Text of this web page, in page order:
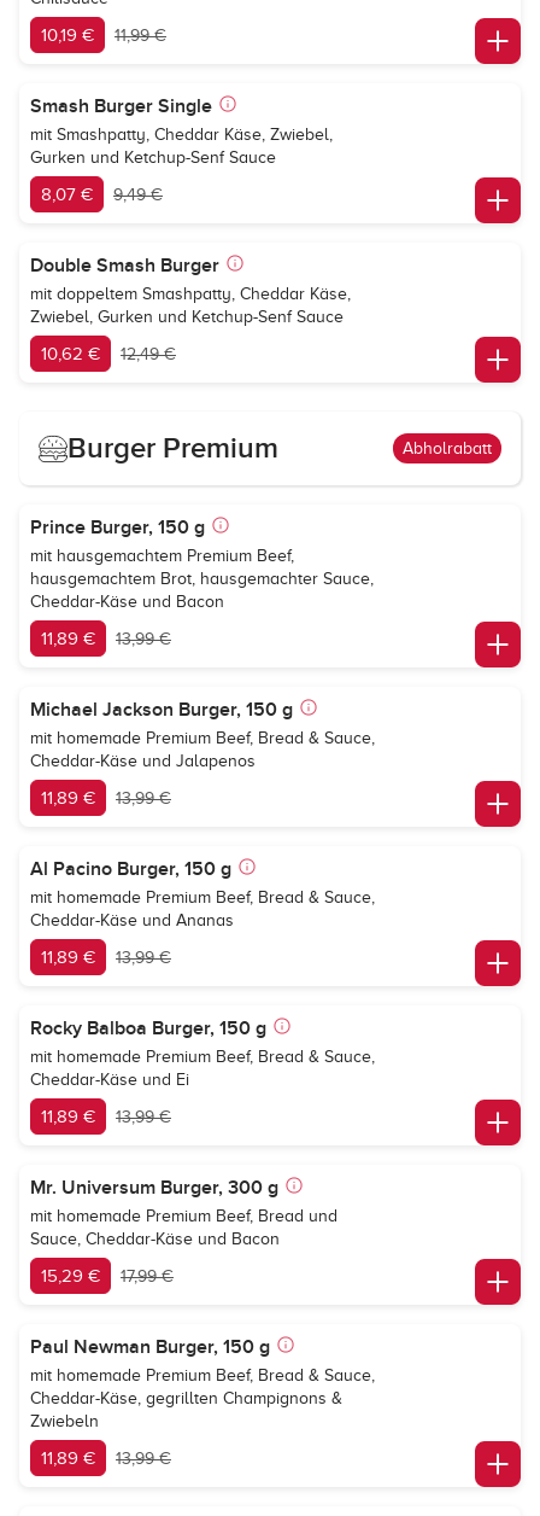
10,19 € 11,99 €
Smash Burger Single
mit Smashpatty, Cheddar Käse, Zwiebel,
Gurken und Ketchup-Senf Sauce
8,07 € 9,49 €
Double Smash Burger
mit doppeltem Smashpatty, Cheddar Käse,
Zwiebel, Gurken und Ketchup-Senf Sauce
10,62 € 12,49 €
Burger Premium Abholrabatt
Prince Burger, 150 g
mit hausgemachtem Premium Beef,
hausgemachtem Brot, hausgemachter Sauce,
Cheddar-Käse und Bacon
11,89 € 13,99 €
Michael Jackson Burger, 150 g
mit homemade Premium Beef, Bread & Sauce,
Cheddar-Käse und Jalapenos
11,89 € 13,99 €
Al Pacino Burger, 150 g
mit homemade Premium Beef, Bread & Sauce,
Cheddar-Käse und Ananas
11,89 € 13,99 €
Rocky Balboa Burger, 150 g
mit homemade Premium Beef, Bread & Sauce,
Cheddar-Käse und Ei
11,89 € 13,99 €
Mr. Universum Burger, 300 g
mit homemade Premium Beef, Bread und
Sauce, Cheddar-Käse und Bacon
15,29 € 17,99 €
Paul Newman Burger, 150 g
mit homemade Premium Beef, Bread & Sauce,
Cheddar-Käse, gegrillten Champignons &
Zwiebeln
11,89 € 13,99 €